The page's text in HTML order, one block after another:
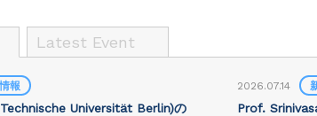
Latest Event
報
Universität Berlin)の
2026.07.14
Prof.